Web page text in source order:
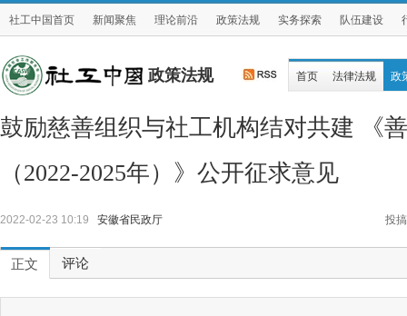
社工中国首页 新闻聚焦 理论前沿 政策法规 实务探索 队伍建设
政策法规 首页 法律法规 政
鼓励慈善组织与社工机构结对共建 《
（2022-2025年）》公开征求意见
2022-02-23 10:19 安徽省民政厅 投搞
正文 评论